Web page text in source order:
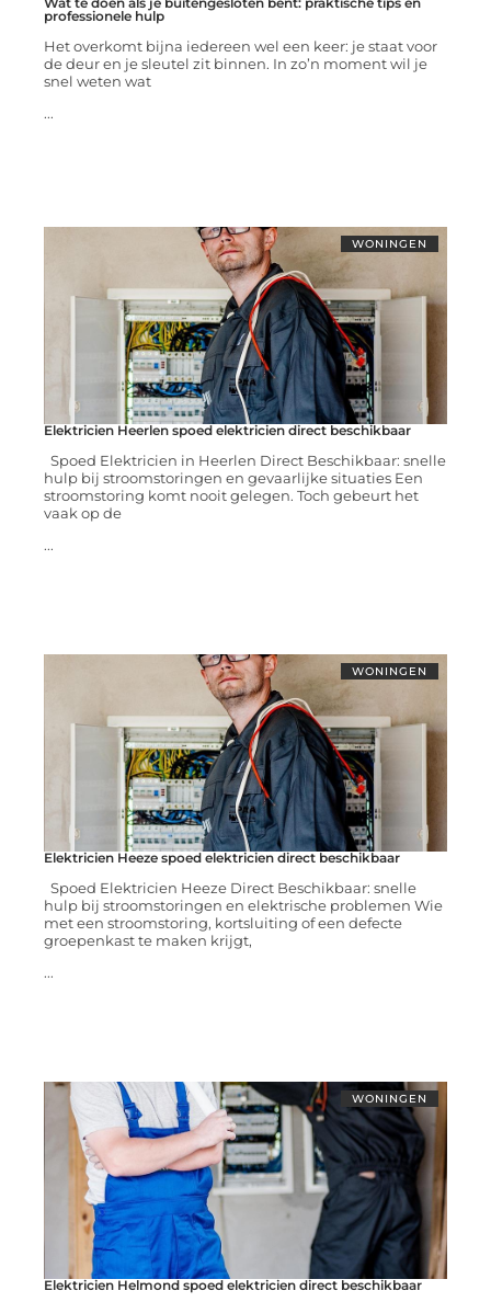
professionele hulp
Het overkomt bijna iedereen wel een keer: je staat voor
de deur en je sleutel zit binnen. In zo’n moment wil je
snel weten wat
...
WONINGEN
Elektricien Heerlen spoed elektricien direct beschikbaar
Spoed Elektricien in Heerlen Direct Beschikbaar: snelle
hulp bij stroomstoringen en gevaarlijke situaties Een
stroomstoring komt nooit gelegen. Toch gebeurt het
vaak op de
...
WONINGEN
Elektricien Heeze spoed elektricien direct beschikbaar
Spoed Elektricien Heeze Direct Beschikbaar: snelle
hulp bij stroomstoringen en elektrische problemen Wie
met een stroomstoring, kortsluiting of een defecte
groepenkast te maken krijgt,
...
WONINGEN
Elektricien Helmond spoed elektricien direct beschikbaar